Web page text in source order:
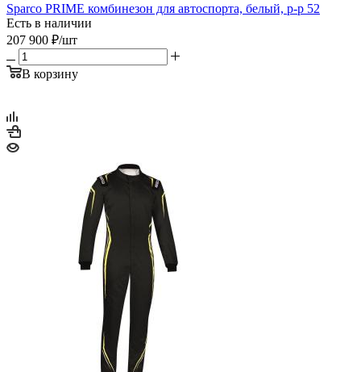
Sparco PRIME комбинезон для автоспорта, белый, р-р 52
Есть в наличии
207 900 ₽/шт
В корзину